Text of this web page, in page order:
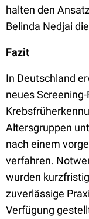
halten den
Belinda Nedjai
Fazit
In Deutschland
neues
Altersgruppen
nach einem
verfahren.
wurden
zuverlässige
Verfügung